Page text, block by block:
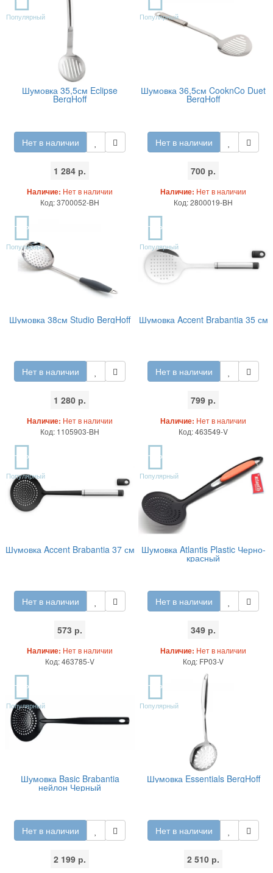
Популярный
Шумовка 35,5см Eclipse
BergHoff
Нет в наличии
1 284 р.
Наличие: Нет в наличии
Код: 3700052-BH
Популярный
Шумовка 36,5см CooknCo Duet
BergHoff
Нет в наличии
700 р.
Наличие: Нет в наличии
Код: 2800019-BH
TOP
Популярный
Шумовка 38см Studio BergHoff
Нет в наличии
1 280 р.
Наличие: Нет в наличии
Код: 1105903-BH
TOP
Популярный
Шумовка Accent Brabantia 35 см
Нет в наличии
799 р.
Наличие: Нет в наличии
Код: 463549-V
TOP
Популярный
Шумовка Accent Brabantia 37 см
Нет в наличии
573 р.
Наличие: Нет в наличии
Код: 463785-V
TOP
Популярный
Шумовка Atlantis Plastic Черно-
красный
Нет в наличии
349 р.
Наличие: Нет в наличии
Код: FP03-V
TOP
Популярный
Шумовка Basic Brabantia
нейлон Черный
Нет в наличии
2 199 р.
TOP
Популярный
Шумовка Essentials BergHoff
Нет в наличии
2 510 р.